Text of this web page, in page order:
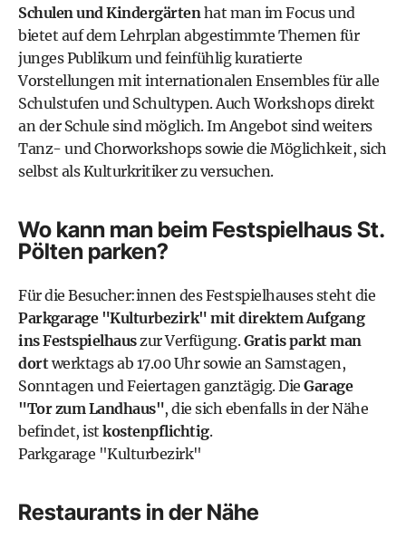
Schulen und Kindergärten hat man im Focus und
bietet auf dem Lehrplan abgestimmte Themen für
junges Publikum und feinfühlig kuratierte
Vorstellungen mit internationalen Ensembles für alle
Schulstufen und Schultypen. Auch Workshops direkt
an der Schule sind möglich. Im Angebot sind weiters
Tanz- und Chorworkshops sowie die Möglichkeit, sich
selbst als Kulturkritiker zu versuchen.
Wo kann man beim Festspielhaus St.
Pölten parken?
Für die Besucher:innen des Festspielhauses steht die
Parkgarage "Kulturbezirk" mit direktem Aufgang
ins Festspielhauszur Verfügung.Gratis parkt man
dortwerktags ab 17.00 Uhr sowie an Samstagen,
Sonntagen und Feiertagen ganztägig. Die Garage
"Tor zum Landhaus", die sich ebenfalls in der Nähe
befindet, ist kostenpflichtig.
Parkgarage "Kulturbezirk"
Restaurants in der Nähe